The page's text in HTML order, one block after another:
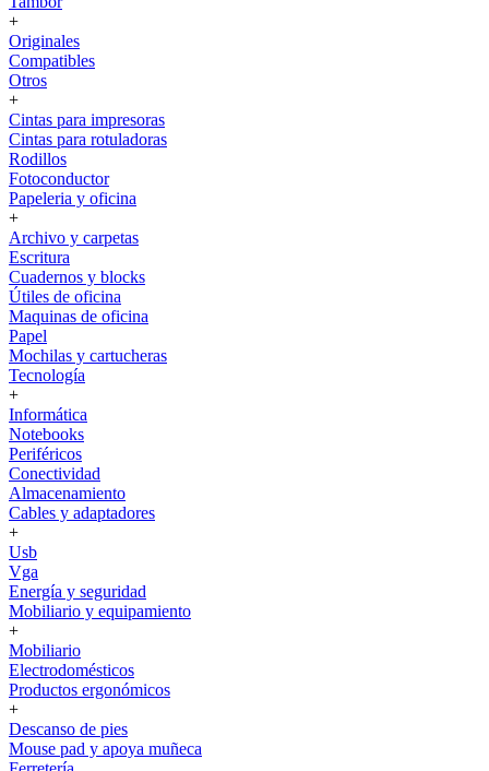
+
Originales
Compatibles
Otros
+
Cintas para impresoras
Cintas para rotuladoras
Rodillos
Fotoconductor
Papeleria y oficina
+
Archivo y carpetas
Escritura
Cuadernos y blocks
Útiles de oficina
Maquinas de oficina
Papel
Mochilas y cartucheras
Tecnología
+
Informática
Notebooks
Periféricos
Conectividad
Almacenamiento
Cables y adaptadores
+
Usb
Vga
Energía y seguridad
Mobiliario y equipamiento
+
Mobiliario
Electrodomésticos
Productos ergonómicos
+
Descanso de pies
Mouse pad y apoya muñeca